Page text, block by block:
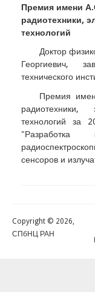
Премия имени
радиотехники,
технологий
Доктор
Георгиевич,
технического
Премия
технологий за
"Разработка
сенсоров и
Copyright © 2026,
СПбНЦ РАН